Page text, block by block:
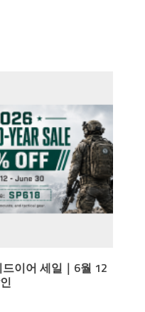
드이어 세일｜6월 12